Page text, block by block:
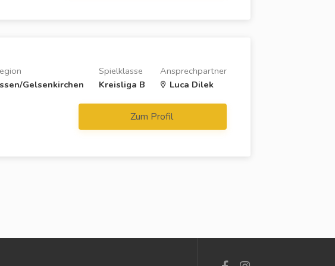
Ansprechpartner
Luca Dilek
Spielklasse
Kreisliga B
Gelsenkirchen
Zum Profil